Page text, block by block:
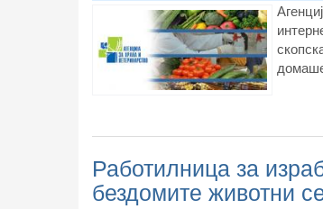
Работилница за
бездомите животни